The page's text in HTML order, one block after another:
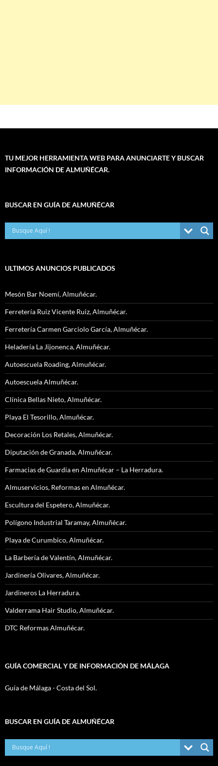
TU MEJOR HERRAMIENTA WEB PARA ANUNCIARTE Y BUSCAR
INFORMACIÓN DE ALMUÑÉCAR.
BUSCAR EN GUÍA DE ALMUÑÉCAR
ULTIMOS ANUNCIOS PUBLICADOS
Mesón Bar Noemí, Almuñécar.
Ferretería Ruiz Vicente Ruiz, Almuñécar.
Ferretería Carmen Garciolo García, Almuñécar.
Heladería La Jijonenca, Almuñécar.
Autoescuela Roading, Almuñécar.
Autoescuela Almuñécar.
Clínica Bellas Nieto, Almuñécar.
Playa El Tesorillo, Almuñécar.
Decoración Los Retales, Almuñécar.
Diputación de Granada, Almuñécar.
Farmacias de Guardia en Almuñécar – La Herradura.
Almuservicios, Reformas en Almuñécar.
Escultura del Espetero, Almuñécar.
Polígono Industrial Taramay, Almuñécar.
Playa de Curumbico, Almuñécar.
La Barbería de Valentín, Almuñécar.
Jardinería Olivares, Almuñécar.
Jardineros La Herradura.
Valderrama Hair Studio, Almuñécar.
DTC Reformas Almuñécar.
GUÍA COMERCIAL Y DE INFORMACIÓN DE MÁLAGA
Guía de Málaga - Costa del Sol.
BUSCAR EN GUÍA DE ALMUÑÉCAR